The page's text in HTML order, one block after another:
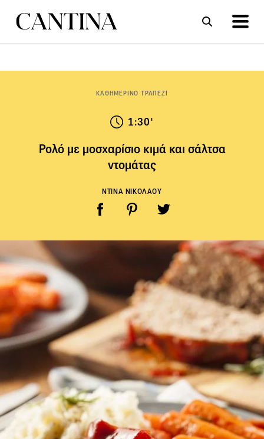
ΚΑΘΗΜΕΡΙΝΟ ΤΡΑΠΕΖΙ
1:30'
Ρολό με μοσχαρίσιο κιμά και σάλτσα
ντομάτας
ΝΤΙΝΑ ΝΙΚΟΛΑΟΥ